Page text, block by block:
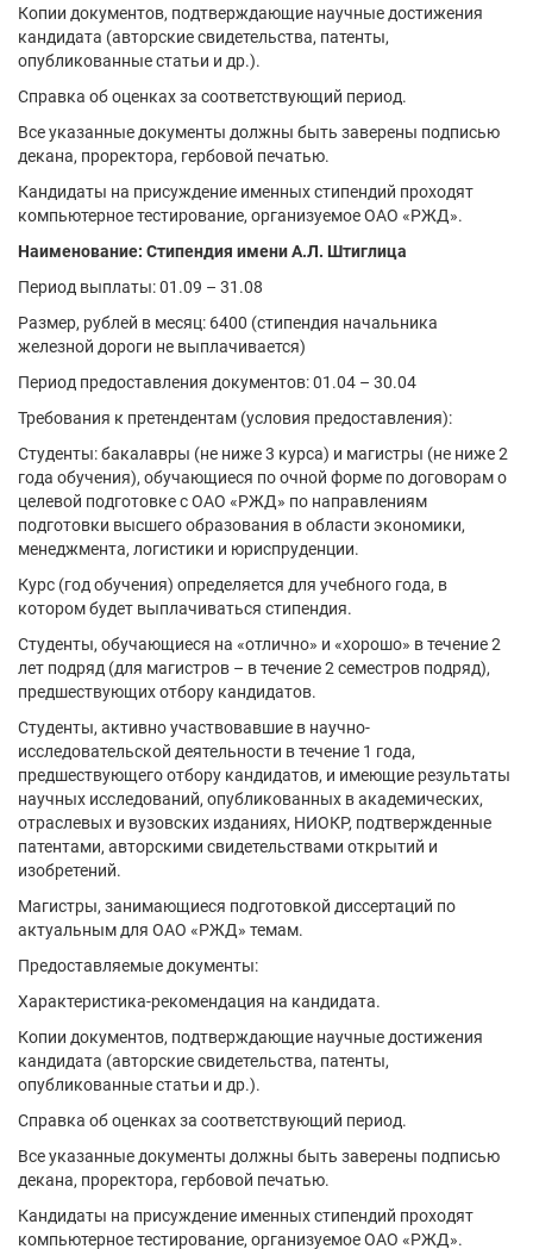
Копии документов, подтверждающие научные достижения
кандидата (авторские свидетельства, патенты,
опубликованные статьи и др.).
Справка об оценках за соответствующий период.
Все указанные документы должны быть заверены подписью
декана, проректора, гербовой печатью.
Кандидаты на присуждение именных стипендий проходят
компьютерное тестирование, организуемое ОАО «РЖД».
Наименование: Стипендия имени А.Л. Штиглица
Период выплаты: 01.09 – 31.08
Размер, рублей в месяц: 6400 (стипендия начальника
железной дороги не выплачивается)
Период предоставления документов: 01.04 – 30.04
Требования к претендентам (условия предоставления):
Студенты: бакалавры (не ниже 3 курса) и магистры (не ниже 2
года обучения), обучающиеся по очной форме по договорам о
целевой подготовке с ОАО «РЖД» по направлениям
подготовки высшего образования в области экономики,
менеджмента, логистики и юриспруденции.
Курс (год обучения) определяется для учебного года, в
котором будет выплачиваться стипендия.
Студенты, обучающиеся на «отлично» и «хорошо» в течение 2
лет подряд (для магистров – в течение 2 семестров подряд),
предшествующих отбору кандидатов.
Студенты, активно участвовавшие в научно-
исследовательской деятельности в течение 1 года,
предшествующего отбору кандидатов, и имеющие результаты
научных исследований, опубликованных в академических,
отраслевых и вузовских изданиях, НИОКР, подтвержденные
патентами, авторскими свидетельствами открытий и
изобретений.
Магистры, занимающиеся подготовкой диссертаций по
актуальным для ОАО «РЖД» темам.
Предоставляемые документы:
Характеристика-рекомендация на кандидата.
Копии документов, подтверждающие научные достижения
кандидата (авторские свидетельства, патенты,
опубликованные статьи и др.).
Справка об оценках за соответствующий период.
Все указанные документы должны быть заверены подписью
декана, проректора, гербовой печатью.
Кандидаты на присуждение именных стипендий проходят
компьютерное тестирование, организуемое ОАО «РЖД».